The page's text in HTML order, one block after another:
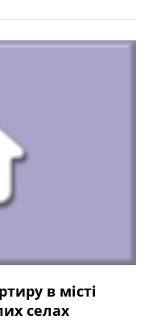
в місті
селах